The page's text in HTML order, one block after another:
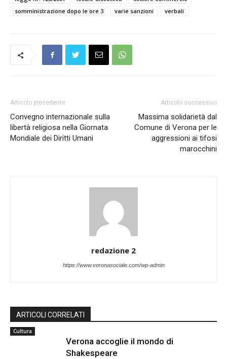
somministrazione dopo le ore 3
varie sanzioni verbali
Articolo precedente
Convegno internazionale sulla
libertà religiosa nella Giornata
Mondiale dei Diritti Umani
Articolo successivo
Massima solidarietà dal
Comune di Verona per le
aggressioni ai tifosi
marocchini
redazione 2
https://www.veronasociale.com/wp-admin
ARTICOLI CORRELATI
Cultura
Verona accoglie il mondo di
Shakespeare